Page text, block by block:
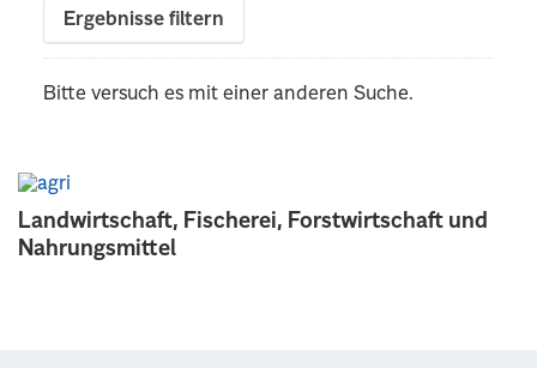
Landwirtschaft, Fischerei, Forstwirtschaft und
Nahrungsmittel
Ergebnisse filtern
Bitte versuch es mit einer anderen Suche.